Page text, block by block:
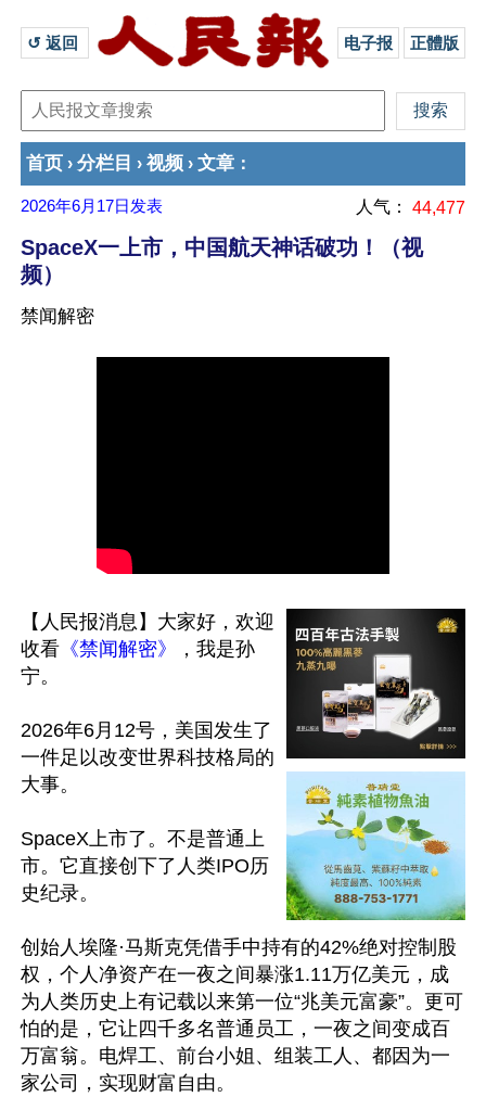
↺ 返回 电子报 正體版
首页 › 分栏目 › 视频 › 文章 ：
2026年6月17日 发表 人气： 44,477
SpaceX一上市，中国航天神话破功！（视
频）
禁闻解密
【人民报消息】大家好，欢迎
收看 《禁闻解密》
，我是孙
宁。
2026年6月12号，美国发生了
一件足以改变世界科技格局的
大事。
SpaceX上市了。不是普通上
市。它直接创下了人类IPO历
史纪录。
创始人埃隆·马斯克凭借手中持有的42%绝对控制股
权，个人净资产在一夜之间暴涨1.11万亿美元，成
为人类历史上有记载以来第一位“兆美元富豪”。更可
怕的是，它让四千多名普通员工，一夜之间变成百
万富翁。电焊工、前台小姐、组装工人、都因为一
家公司，实现财富自由。